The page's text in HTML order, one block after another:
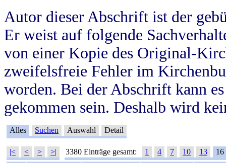
Autor dieser Abschrift ist der
Er weist auf folgende
von einer Kopie des Original-
zweifelsfreie Fehler im
worden. Bei der Abschrift kann
gekommen sein. Deshalb wird
Alles Suchen Auswahl Detail
|< < > >| 3380 Einträge gesamt: 1 4 7 10 13
16